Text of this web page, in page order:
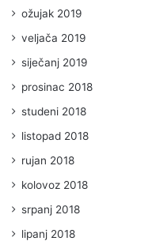
ožujak 2019
veljača 2019
siječanj 2019
prosinac 2018
studeni 2018
listopad 2018
rujan 2018
kolovoz 2018
srpanj 2018
lipanj 2018